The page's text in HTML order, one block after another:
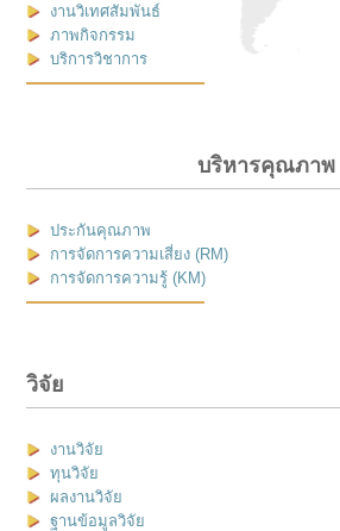
งานวิเทศสัมพันธ์
ภาพกิจกรรม
บริการวิชาการ
บริหารคุณภาพ
ประกันคุณภาพ
การจัดการความเสี่ยง (RM)
การจัดการความรู้ (KM)
วิจัย
งานวิจัย
ทุนวิจัย
ผลงานวิจัย
ฐานข้อมูลวิจัย